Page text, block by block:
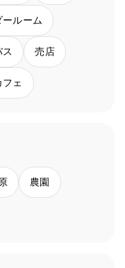
ールーム
売店
フェ
農園